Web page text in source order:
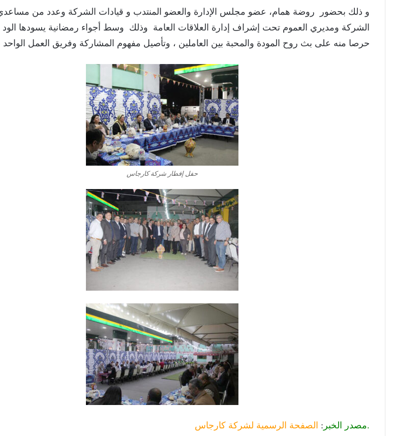
و ذلك بحضور روضة همام، عضو مجلس الإدارة والعضو المنتدب و قيادات الشركة وعدد من
الشركة ومديري العموم تحت إشراف إدارة العلاقات العامة وذلك وسط أجواء رمضانية يسودها الود
حرصا منه على بث روح المودة والمحبة بين العاملين ، وتأصيل مفهوم المشاركة وفريق العمل الواحد
حفل إفطار شركة كارجاس
.مصدر الخبر : الصفحة الرسمية لشركة كارجاس